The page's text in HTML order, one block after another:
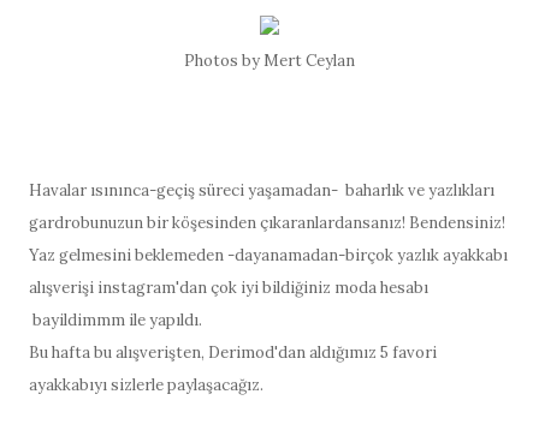
Photos by Mert Ceylan
Havalar ısınınca-geçiş süreci yaşamadan- baharlık ve yazlıkları
gardrobunuzun bir köşesinden çıkaranlardansanız! Bendensiniz!
Yaz gelmesini beklemeden -dayanamadan-birçok yazlık ayakkabı
alışverişi instagram'dan çok iyi bildiğiniz moda hesabı
bayildimmm ile yapıldı.
Bu hafta bu alışverişten, Derimod'dan aldığımız 5 favori
ayakkabıyı sizlerle paylaşacağız.